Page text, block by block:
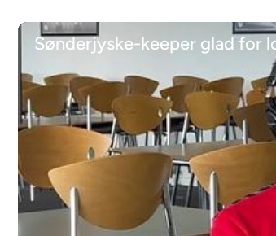
Sønderjyske-keeper glad for